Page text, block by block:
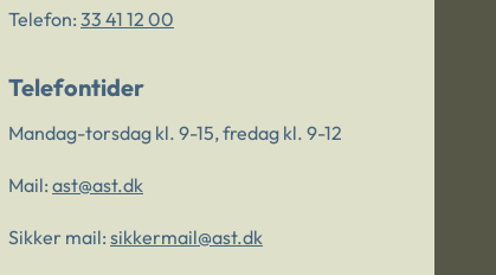
Telefon: 33 41 12 00
Telefontider
Mandag-torsdag kl. 9-15, fredag kl. 9-12
Mail: ast@ast.dk
Sikker mail: sikkermail@ast.dk